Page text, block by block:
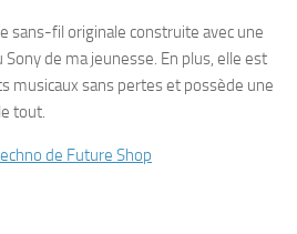
sans-fil originale construite avec une
de ma jeunesse. En plus, elle est
musicaux sans pertes et possède une
tout.
de Future Shop